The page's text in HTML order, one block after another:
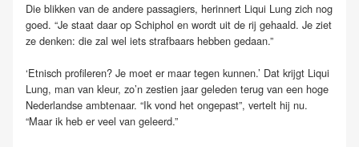
Die blikken van de andere passagiers, herinnert Liqui Lung zich nog
goed. “Je staat daar op Schiphol en wordt uit de rij gehaald. Je ziet
ze denken: die zal wel iets strafbaars hebben gedaan.”
‘Etnisch profileren? Je moet er maar tegen kunnen.’ Dat krijgt Liqui
Lung, man van kleur, zo’n zestien jaar geleden terug van een hoge
Nederlandse ambtenaar. “Ik vond het ongepast”, vertelt hij nu.
“Maar ik heb er veel van geleerd.”